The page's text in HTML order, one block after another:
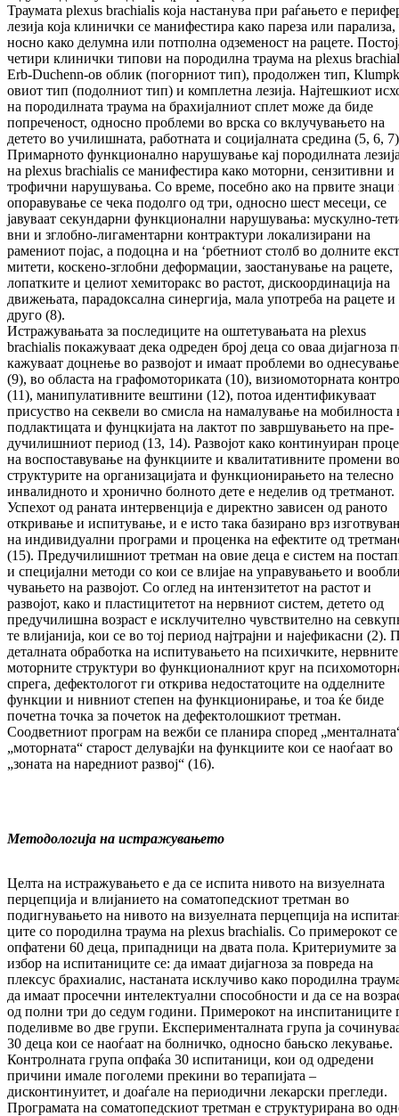
Траумата plexus brachialis која настанува при ра­ѓа­њето е
лезија која клинички се манифестира како пареза или
носно како делумна или потполна од­зе­ме­ност на рацете.
четири клинички ти­пови на породилна траума на plexus
Erb-Duchenn-ов облик (погорниот тип), про­дол­жен тип,
овиот тип (по­долниот тип) и комплетна лезија. Нај­теш­ки­от
на породилната траума на бра­хи­јал­ниот сплет мо­же да биде
попреченост, од­нос­но проблеми во врска со вклучувањето на
детето во учи­лиш­ната, работната и со­ци­јал­ната средина (5, 6,
Примарното функ­цио­нално нарушување кај породилната
на plexus brachialis се ма­ни­фестира како мо­торни, сензитивни и
тро­фич­ни на­ру­шу­ва­ња. Со време, посебно ако на пр­ви­те знаци
опоравување се чека подолго од три, од­нос­но шест месеци, се
јавуваат секундарни функ­ционални нарушувања: мус­кул­но-
вни и зглобно-лигаментарни кон­тра­ктури ло­кализирани на
рамениот појас, а по­доцна и на ‘рбетниот столб во долните
ми­те­ти, коскено-зглобни деформации, за­ост­а­ну­ва­ње на рацете,
лопатките и целиот хе­ми­­то­ракс во растот, дискоординација на
дви­­же­ња­та, парадоксална синергија, мала упо­треба на рацете и
друго (8).
Ис­тражувањата за последиците на ош­те­ту­ва­ња­та на plexus
brachialis покажуваат дека од­ре­ден број деца со оваа дијагноза
ка­жу­ва­ат доцнење во развојот и имаат проблеми во
(9), во областа на гра­фо­мо­то­ри­ка­та (10), визиомоторната
(11), ма­ни­пула­тивните вештини (12), потоа иден­ти­фикуваат
присуство на секвели во смисла на на­ма­лување на мобилноста
под­лак­ти­ца­та и фунцкијата на лактот по за­вр­шу­ва­ње­то на пре­
дучилишниот период (13, 14). Раз­во­јот како континуиран
на вос­пос­та­ву­ва­ње на функциите и квалитативните про­ме­ни во
струк­турите на организацијата и функ­цио­ни­ра­њето на телесно
инвалидното и хро­нично бол­ното дете е неделив од трет­ма­нот.
Успехот од раната интервенција е ди­рект­но зависен од ра­ното
откривање и испитување, и е исто така бази­рано врз
на индивидуални про­грами и про­цен­ка на ефектите од
(15). Пре­ду­чи­лиш­ниот третман на овие деца е систем на
и специјални ме­то­ди со кои се вли­јае на управувањето и
чу­ва­њето на раз­војот. Со оглед на ин­тен­зи­те­тот на растот и
развојот, како и пластицитетот на нерв­ни­от систем, детето од
предучилишна воз­раст е ис­клучително чувствително на
те вли­ја­ни­ја, кои се во тој период нај­трај­ни и нај­­ефи­касни (2).
деталната об­ра­бот­ка на ис­­пи­­ту­вањето на психичките,
мо­тор­­ните структури во функ­цио­нал­ниот круг на
спрега, де­фек­то­логот ги от­­крива недостатоците на одделните
функ­­ции и нивниот степен на функ­цио­ни­ра­ње, и тоа ќе биде
почетна точка за почеток на де­­фек­то­лош­киот третман.
Соодветниот про­грам на веж­б­­и се планира според
„мо­тор­на­та“ старост делувајќи на функ­циите кои се наоѓаат во
„зоната на на­ред­ни­от развој“ (16).
Методологија на истражувањето
Целта на истражувањето е да се испита ниво­то на визуелната
перцепција и влијанието на со­матопедскиот третман во
подигнувањето на нивото на визуелната перцепција на
ците со породилна траума на plexus brachia­lis. Со примерокот се
опфатени 60 деца, припадници на двата пола. Кри­те­риу­ми­те за
избор на испитаниците се: да имаат дија­гноза за повреда на
плексус брахиалис, нас­та­ната исклучиво како породилна
да имаат просечни интелектуални спо­соб­нос­ти и да се на
од полни три до седум го­ди­ни. Примерокот на инспитаниците
по­де­ливме во две групи. Експерименталната гру­па ја
30 деца кои се наоѓаат на бол­ничко, односно бањско лекување.
Кон­трол­н­ата група опфаќа 30 испитаници, кои од од­редени
причини имале поголеми прекини во терапијата –
дисконтинуитет, и доаѓале на пе­риодични лекарски прегледи.
Програмата на соматопедскиот третман е структурирана во